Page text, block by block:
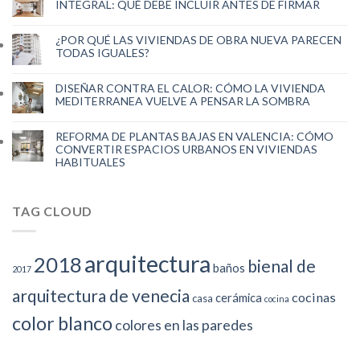
INTEGRAL: QUÉ DEBE INCLUIR ANTES DE FIRMAR
¿POR QUÉ LAS VIVIENDAS DE OBRA NUEVA PARECEN
TODAS IGUALES?
DISEÑAR CONTRA EL CALOR: CÓMO LA VIVIENDA
MEDITERRANEA VUELVE A PENSAR LA SOMBRA
REFORMA DE PLANTAS BAJAS EN VALENCIA: CÓMO
CONVERTIR ESPACIOS URBANOS EN VIVIENDAS
HABITUALES
TAG CLOUD
2017 2018arquitectura baños bienal de
arquitectura de venecia casa cerámica cocina cocinas
color blanco colores en las paredes